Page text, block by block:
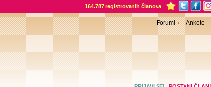
164.787 registrovanih članova
Forumi Ankete